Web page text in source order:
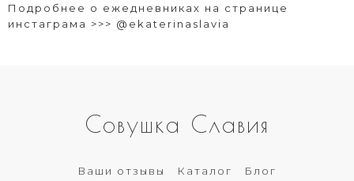
Подробнее о ежедневниках на странице
инстаграма >>> @ekaterinaslavia
Совушка Славия
Ваши отзывы Каталог Блог